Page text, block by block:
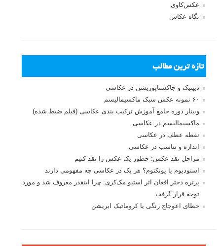
عکس‌کاوی
نگاه عکاس
تازه ترین مطالب
دیپتیک و جاکستا‌پوزیشن در عکاسی
۶۰ نمونه عکس سبک ماکسیمالیسم
وبینار دوره جامع آموزش ترکیب بندی عکاسی (فیلم ضبط شده)
ماکسیمالیسم در عکاسی
نقطه عطف در عکاسی
اندازه و تناسب در عکاسی
مراحل نقد عکس: چطور یک عکس را نقد کنیم
استودیوم یا پونکتوم؟ هر یک در عکاسی چه مفهومی دارند
پرتره دختر افغان اثر استیو مک‌کری: چرا اینقدر معروف شد و مورد
توجه قرار گرفت
خطای اعوجاج رنگی یا کروماتیک ابریشن